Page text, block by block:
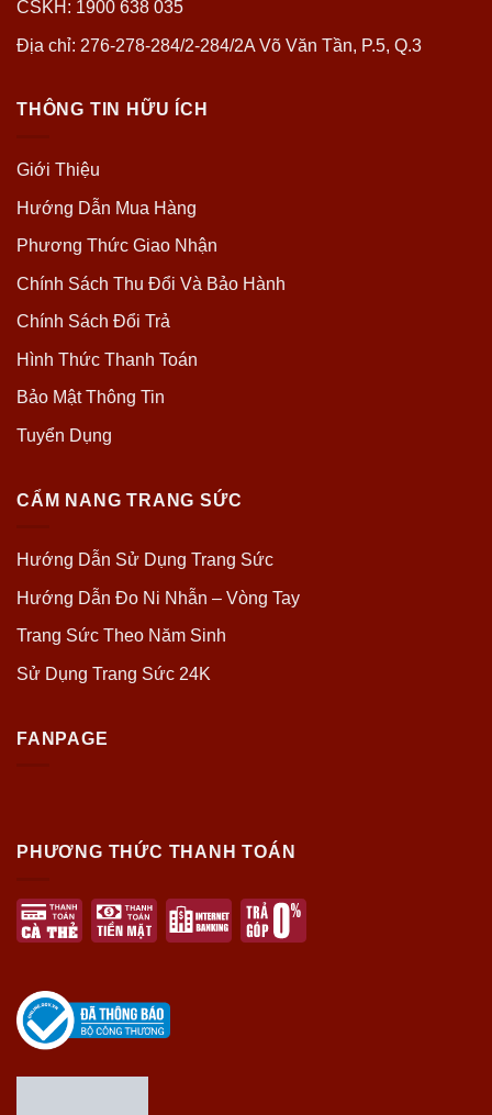
CSKH: 1900 638 035
Địa chỉ: 276-278-284/2-284/2A Võ Văn Tần, P.5, Q.3
THÔNG TIN HỮU ÍCH
Giới Thiệu
Hướng Dẫn Mua Hàng
Phương Thức Giao Nhận
Chính Sách Thu Đổi Và Bảo Hành
Chính Sách Đổi Trả
Hình Thức Thanh Toán
Bảo Mật Thông Tin
Tuyển Dụng
CẨM NANG TRANG SỨC
Hướng Dẫn Sử Dụng Trang Sức
Hướng Dẫn Đo Ni Nhẫn – Vòng Tay
Trang Sức Theo Năm Sinh
Sử Dụng Trang Sức 24K
FANPAGE
PHƯƠNG THỨC THANH TOÁN